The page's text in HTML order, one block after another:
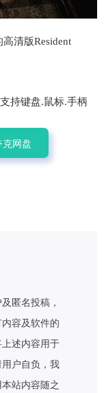
清版Resident
持键盘.鼠标.手柄
克网盘
匿名投稿，
容及软件的
述内容用于
户自负，我
站内容随之